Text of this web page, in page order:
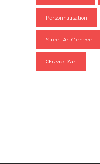
Personnalisation
Street Art Genève
Œuvre D'art